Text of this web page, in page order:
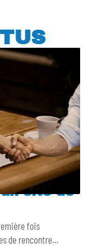
site de
fois
de rencontre…